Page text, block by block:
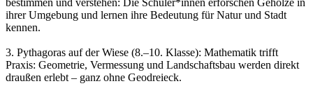
ihrer Umgebung und lernen ihre Bedeutung für Natur und Stadt
kennen.
3. Pythagoras auf der Wiese (8.–10. Klasse): Mathematik trifft
Praxis: Geometrie, Vermessung und Landschaftsbau werden direkt
draußen erlebt – ganz ohne Geodreieck.